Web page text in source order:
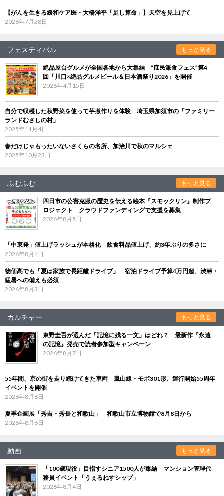
【がんを生きる緩和ケア医・大橋洋平「足し算命」】天空を見上げて
2026年7月28日
フェスティバル もっと見る
絶品屋台グルメが全国各地から大集結 “庶民派食フェス”第4
回「川口×絶品グルメビール＆日本酒祭り2026」を開催
2026年4月15日
自分で収穫した秋野菜を使って芋煮作りを体験 埼玉県加須市の「ファミリー
ランドむさしの村」
2025年11月4日
春だけじゃもったいないさくらの名所、加治川で秋のマルシェ
2025年10月23日
ふむふむ もっと見る
四日市の公害克服の歴史を伝える絵本『スモックリン』制作プ
ロジェクト クラウドファンディングで支援を募集
2026年8月5日
「中東発」値上げラッシュが本格化 飲食料品値上げ、約3年ぶりの多さに
2026年8月4日
物価高でも「夏は家族で長距離ドライブ」 宿泊ドライブ予算4万円超、渋滞・
猛暑への備えも必須
2026年8月3日
カルチャー もっと見る
東野圭吾が選んだ「記憶に残る一文」はどれ？ 最新作『永遠
の記憶』発売で読者参加型キャンペーン
2026年8月7日
55年間、京の街を走り続けてきた車両 嵐山線・モボ301形、運行開始55周年
イベントを開催
2026年8月6日
夏季企画展「秀吉・秀長と和歌山」 和歌山市立博物館で8月8日から
2026年8月6日
動画 もっと見る
「100歳現役」目指すシニア1500人が集結 マンション管理代
務員イベント「うぇるねすシップ」
2026年8月4日